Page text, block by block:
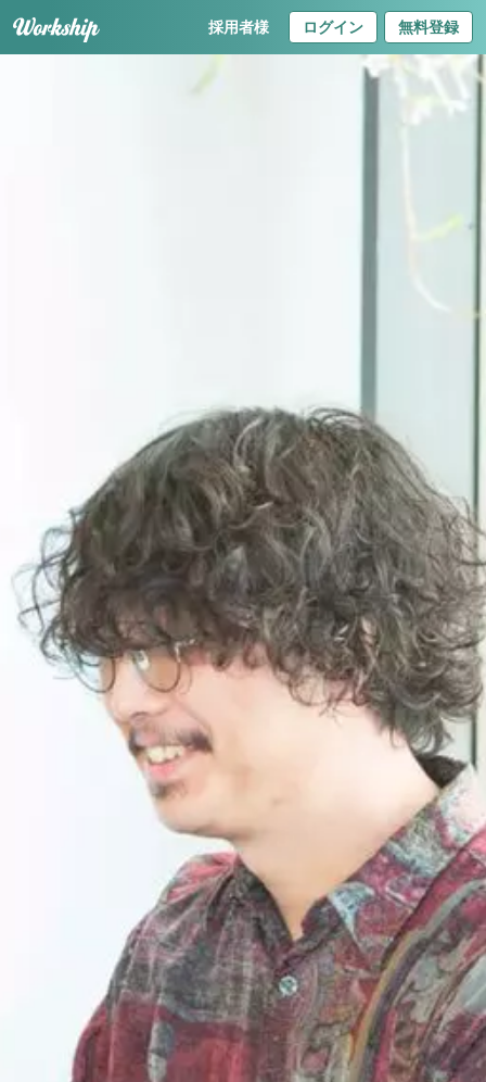
採用者様 ログイン 無料登録